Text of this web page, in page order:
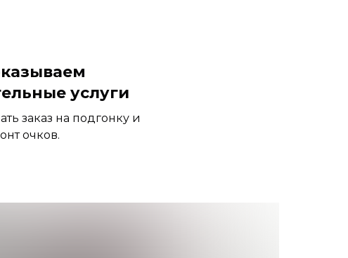
услуги
заказ на подгонку и
очков.